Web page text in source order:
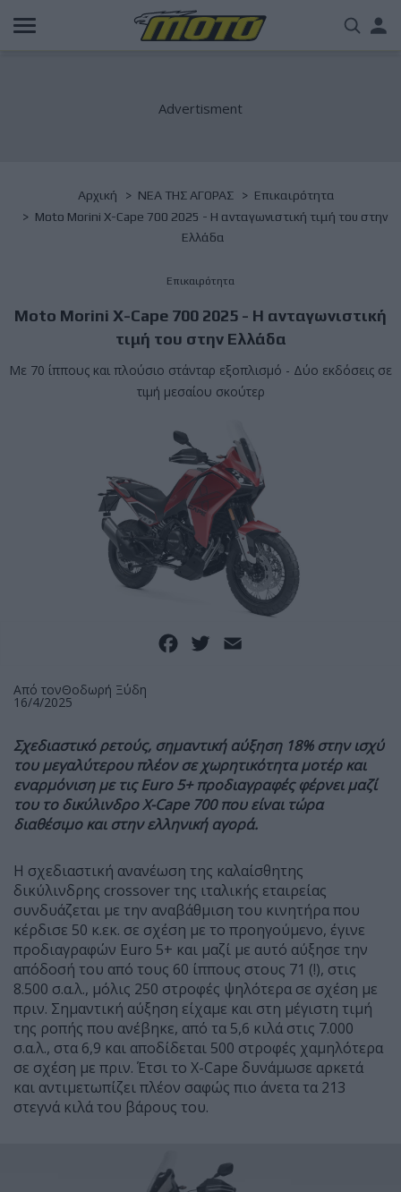
Παράκαμψη
προς
Breadcrumb
Αρχική NΕΑ ΤΗΣ ΑΓΟΡΑΣ
Επικαιρότητα
Moto Morini X-Cape 700 2025 - Η ανταγωνιστική τιμή του στην
Ελλάδα
Επικαιρότητα
Moto Morini X-Cape 700 2025 - Η ανταγωνιστική
τιμή του στην Ελλάδα
Με 70 ίππους και πλούσιο στάνταρ εξοπλισμό - Δύο εκδόσεις σε
τιμή μεσαίου σκούτερ
Facebook
Twitter
Από τονΘοδωρή Ξύδη
16/4/2025
Σχεδιαστικό ρετούς, σημαντική αύξηση 18% στην ισχύ
του μεγαλύτερου πλέον σε χωρητικότητα μοτέρ και
εναρμόνιση με τις Euro 5+ προδιαγραφές φέρνει μαζί
του το δικύλινδρο X-Cape 700 που είναι τώρα
διαθέσιμο και στην ελληνική αγορά.
Η σχεδιαστική ανανέωση της καλαίσθητης
δικύλινδρης crossover της ιταλικής εταιρείας
συνδυάζεται με την αναβάθμιση του κινητήρα που
κέρδισε 50 κ.εκ. σε σχέση με το προηγούμενο, έγινε
προδιαγραφών Euro 5+ και μαζί με αυτό αύξησε την
απόδοσή του από τους 60 ίππους στους 71 (!), στις
8.500 σ.α.λ., μόλις 250 στροφές ψηλότερα σε σχέση με
πριν. Σημαντική αύξηση είχαμε και στη μέγιστη τιμή
της ροπής που ανέβηκε, από τα 5,6 κιλά στις 7.000
σ.α.λ., στα 6,9 και αποδίδεται 500 στροφές χαμηλότερα
σε σχέση με πριν. Έτσι το X-Cape δυνάμωσε αρκετά
και αντιμετωπίζει πλέον σαφώς πιο άνετα τα 213
στεγνά κιλά του βάρους του.